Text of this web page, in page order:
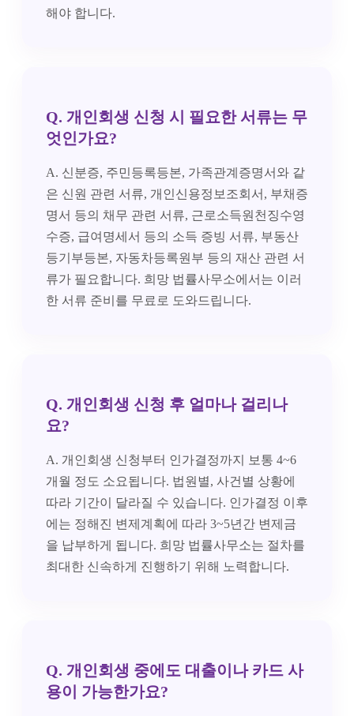
해야 합니다.
Q. 개인회생 신청 시 필요한 서류는 무
엇인가요?
A. 신분증, 주민등록등본, 가족관계증명서와 같
은 신원 관련 서류, 개인신용정보조회서, 부채증
명서 등의 채무 관련 서류, 근로소득원천징수영
수증, 급여명세서 등의 소득 증빙 서류, 부동산
등기부등본, 자동차등록원부 등의 재산 관련 서
류가 필요합니다. 희망 법률사무소에서는 이러
한 서류 준비를 무료로 도와드립니다.
Q. 개인회생 신청 후 얼마나 걸리나
요?
A. 개인회생 신청부터 인가결정까지 보통 4~6
개월 정도 소요됩니다. 법원별, 사건별 상황에
따라 기간이 달라질 수 있습니다. 인가결정 이후
에는 정해진 변제계획에 따라 3~5년간 변제금
을 납부하게 됩니다. 희망 법률사무소는 절차를
최대한 신속하게 진행하기 위해 노력합니다.
Q. 개인회생 중에도 대출이나 카드 사
용이 가능한가요?